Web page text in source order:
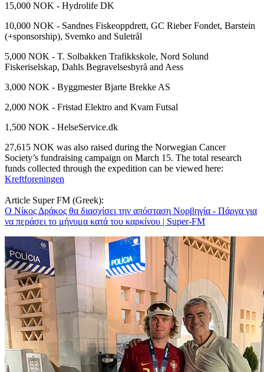
15,000 NOK - Hydrolife DK
10,000 NOK - Sandnes Fiskeoppdrett, GC Rieber Fondet, Barstein
(+sponsorship), Svemko and Suletrål
5,000 NOK - T. Solbakken Trafikkskole, Nord Solund
Fiskeriselskap, Dahls Begravelsesbyrå and Aess
3,000 NOK - Byggmester Bjarte Brekke AS
2,000 NOK - Fristad Elektro and Kvam Futsal
1,500 NOK - HelseService.dk
27,615 NOK was also raised during the Norwegian Cancer
Society’s fundraising campaign on March 15. The total research
funds collected through the expedition can be viewed here:
Kreftforeningen
Article Super FM (Greek):
Ο Νίκος Δράκος θα διασχίσει την απόσταση Νορβηγία - Πάργα για
να περάσει το μήνυμα κατά του καρκίνου | Super-FM